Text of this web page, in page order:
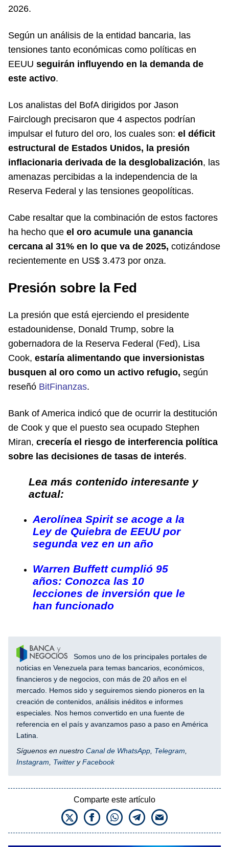
2026.
Según un análisis de la entidad bancaria, las
tensiones tanto económicas como políticas en
EEUU seguirán influyendo en la demanda de
este activo.
Los analistas del BofA dirigidos por Jason
Fairclough precisaron que 4 aspectos podrían
impulsar el futuro del oro, los cuales son: el déficit
estructural de Estados Unidos, la presión
inflacionaria derivada de la desglobalización, las
amenazas percibidas a la independencia de la
Reserva Federal y las tensiones geopolíticas.
Cabe resaltar que la combinación de estos factores
ha hecho que el oro acumule una ganancia
cercana al 31% en lo que va de 2025, cotizándose
recientemente en US$ 3.473 por onza.
Presión sobre la Fed
La presión que está ejerciendo el presidente
estadounidense, Donald Trump, sobre la
gobernadora de la Reserva Federal (Fed), Lisa
Cook, estaría alimentando que inversionistas
busquen al oro como un activo refugio, según
reseñó BitFinanzas.
Bank of America indicó que de ocurrir la destitución
de Cook y que el puesto sea ocupado Stephen
Miran, crecería el riesgo de interferencia política
sobre las decisiones de tasas de interés.
Lea más contenido interesante y
actual:
Aerolínea Spirit se acoge a la
Ley de Quiebra de EEUU por
segunda vez en un año
Warren Buffett cumplió 95
años: Conozca las 10
lecciones de inversión que le
han funcionado
Somos uno de los principales portales de
noticias en Venezuela para temas bancarios, económicos,
financieros y de negocios, con más de 20 años en el
mercado. Hemos sido y seguiremos siendo pioneros en la
creación de contenidos, análisis inéditos e informes
especiales. Nos hemos convertido en una fuente de
referencia en el país y avanzamos paso a paso en América
Latina.
Síguenos en nuestro Canal de WhatsApp Telegram
Instagram
Twitter yFacebook
Comparte este artículo